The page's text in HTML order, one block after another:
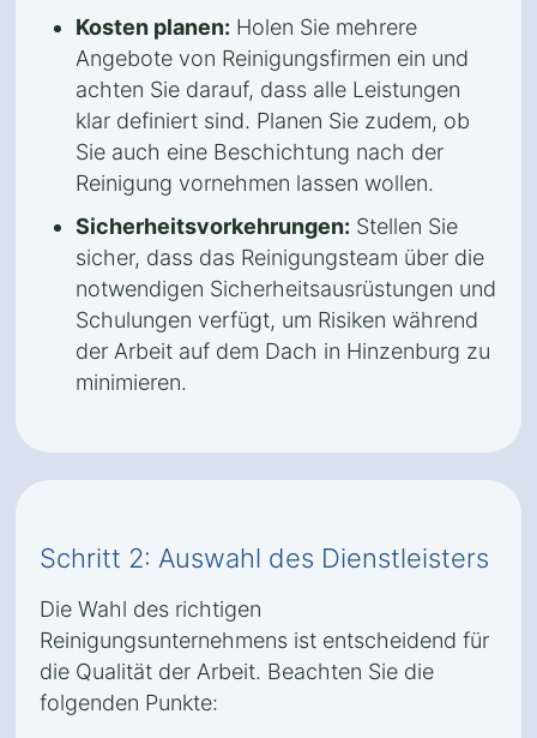
Kosten planen: Holen Sie mehrere
Angebote von Reinigungsfirmen ein und
achten Sie darauf, dass alle Leistungen
klar definiert sind. Planen Sie zudem, ob
Sie auch eine Beschichtung nach der
Reinigung vornehmen lassen wollen.
Sicherheitsvorkehrungen: Stellen Sie
sicher, dass das Reinigungsteam über die
notwendigen Sicherheitsausrüstungen und
Schulungen verfügt, um Risiken während
der Arbeit auf dem Dach in Hinzenburg zu
minimieren.
Schritt 2: Auswahl des Dienstleisters
Die Wahl des richtigen
Reinigungsunternehmens ist entscheidend für
die Qualität der Arbeit. Beachten Sie die
folgenden Punkte: